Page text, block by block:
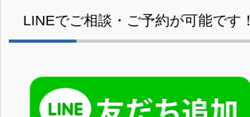
LINEでご相談・ご予約が可能です！